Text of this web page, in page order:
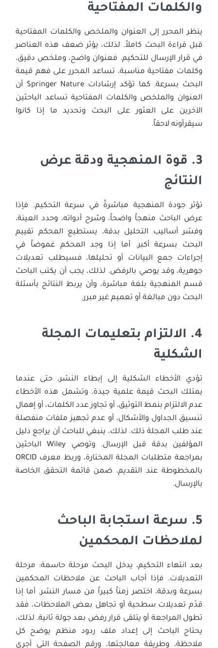
والكلمات المفتاحية
ينظر المحرر إلى العنوان والملخص والكلمات المفتاحية
قبل قراءة البحث كاملاً. لذلك، يؤثر ضعف هذه العناصر
في قرار الإرسال للتحكيم. فعنوان واضح، وملخص دقيق،
وكلمات مفتاحية مناسبة، تساعد المحرر على فهم قيمة
البحث بسرعة. كما تؤكد إرشادات Springer Nature أن
العنوان والملخص والكلمات المفتاحية تساعد الباحثين
الآخرين على العثور على البحث وتحديد ما إذا كانوا
سيقرأونه لاحقاً.
3.
قوة المنهجية ودقة عرض
النتائج
تؤثر جودة المنهجية مباشرةً في سرعة التحكيم. فإذا
عرض الباحث منهجاً واضحاً، وشرح أدواته، وحدد العينة،
وفسّر أساليب التحليل بدقة، يستطيع المحكم تقييم
البحث بسرعة أكبر. أما إذا وجد المحكم غموضاً في
إجراءات جمع البيانات أو تحليلها، فسيطلب تعديلات
جوهرية، وقد يوصي بالرفض. لذلك، يجب أن يكتب الباحث
قسم المنهجية بلغة مباشرة، وأن يربط النتائج بأسئلة
البحث دون مبالغة أو تعميم غير مبرر.
4.
الالتزام بتعليمات المجلة
الشكلية
تؤدي الأخطاء الشكلية إلى إبطاء النشر، حتى عندما
يمتلك البحث قيمة علمية جيدة. وتشمل هذه الأخطاء
عدم الالتزام بنمط التوثيق، أو تجاوز عدد الكلمات، أو إهمال
تنسيق الجداول والأشكال، أو عدم تجهيز ملفات منفصلة
عند طلب المجلة ذلك. لذلك، ينبغي للباحث أن يراجع دليل
المؤلفين بدقة قبل الإرسال. وتوصي Wiley الباحثين
بمراجعة متطلبات المجلة المختارة، وربط معرف ORCID
بالمخطوطة عند التقديم، ضمن قائمة التحقق الخاصة
بالإرسال.
5.
سرعة استجابة الباحث
لملاحظات المحكمين
بعد انتهاء التحكيم، يدخل البحث مرحلة حاسمة: مرحلة
التعديلات. فإذا أجاب الباحث عن ملاحظات المحكمين
بسرعة وبدقة، اختصر زمناً كبيراً من مسار النشر. أما إذا
قدّم تعديلات سطحية أو تجاهل بعض الملاحظات، فقد
تطول المراجعة أو يتلقى قرار رفض بعد جولة ثانية. لذلك،
يحتاج الباحث إلى إعداد ملف ردود منظم يوضح كل
ملاحظة، وطريقة معالجتها، ورقم الصفحة التي أجري